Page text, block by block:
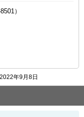
）
2022年9月8日